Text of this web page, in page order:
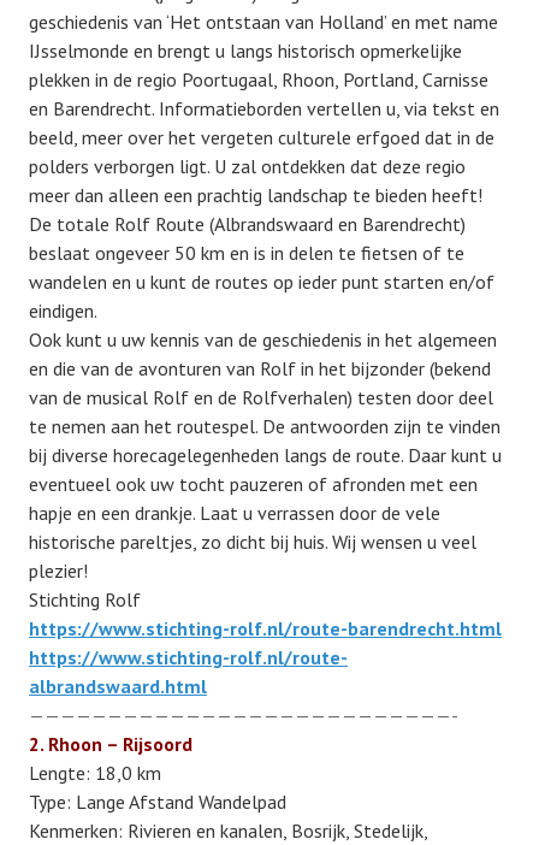
geschiedenis van ‘Het ontstaan van Holland’ en met name
IJsselmonde en brengt u langs historisch opmerkelijke
plekken in de regio Poortugaal, Rhoon, Portland, Carnisse
en Barendrecht. Informatieborden vertellen u, via tekst en
beeld, meer over het vergeten culturele erfgoed dat in de
polders verborgen ligt. U zal ontdekken dat deze regio
meer dan alleen een prachtig landschap te bieden heeft!
De totale Rolf Route (Albrandswaard en Barendrecht)
beslaat ongeveer 50 km en is in delen te fietsen of te
wandelen en u kunt de routes op ieder punt starten en/of
eindigen.
Ook kunt u uw kennis van de geschiedenis in het algemeen
en die van de avonturen van Rolf in het bijzonder (bekend
van de musical Rolf en de Rolfverhalen) testen door deel
te nemen aan het routespel. De antwoorden zijn te vinden
bij diverse horecagelegenheden langs de route. Daar kunt u
eventueel ook uw tocht pauzeren of afronden met een
hapje en een drankje. Laat u verrassen door de vele
historische pareltjes, zo dicht bij huis. Wij wensen u veel
plezier!
Stichting Rolf
https://www.stichting-rolf.nl/route-barendrecht.html
https://www.stichting-rolf.nl/route-
albrandswaard.html
———————————————————————————-
2. Rhoon – Rijsoord
Lengte: 18,0 km
Type: Lange Afstand Wandelpad
Kenmerken: Rivieren en kanalen, Bosrijk, Stedelijk,